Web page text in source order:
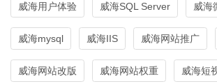
威海用户体验 威海SQL Server 威海
威海mysql 威海IIS 威海网站推广
威海网站改版 威海网站权重 威海短